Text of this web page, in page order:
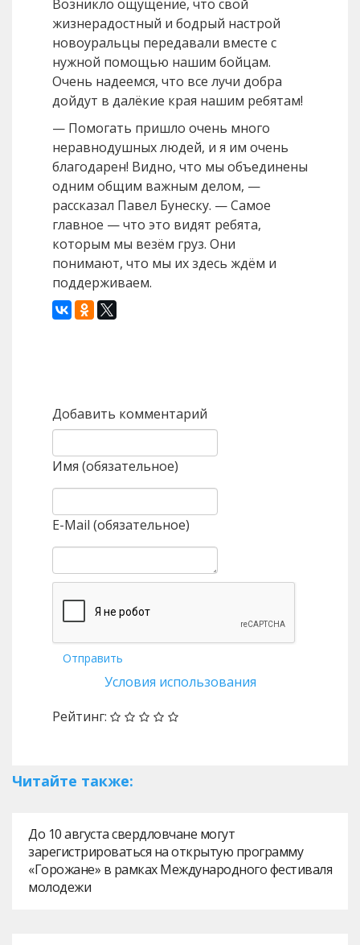
Возникло ощущение, что свой
жизнерадостный и бодрый настрой
новоуральцы передавали вместе с
нужной помощью нашим бойцам.
Очень надеемся, что все лучи добра
дойдут в далёкие края нашим ребятам!
— Помогать пришло очень много
неравнодушных людей, и я им очень
благодарен! Видно, что мы объединены
одним общим важным делом, —
рассказал Павел Бунеску. — Самое
главное — что это видят ребята,
которым мы везём груз. Они
понимают, что мы их здесь ждём и
поддерживаем.
Добавить комментарий
Имя (обязательное)
E-Mail (обязательное)
Отправить
Условия использования
Рейтинг:
Читайте также:
До 10 августа свердловчане могут
зарегистрироваться на открытую программу
«Горожане» в рамках Международного фестиваля
молодежи